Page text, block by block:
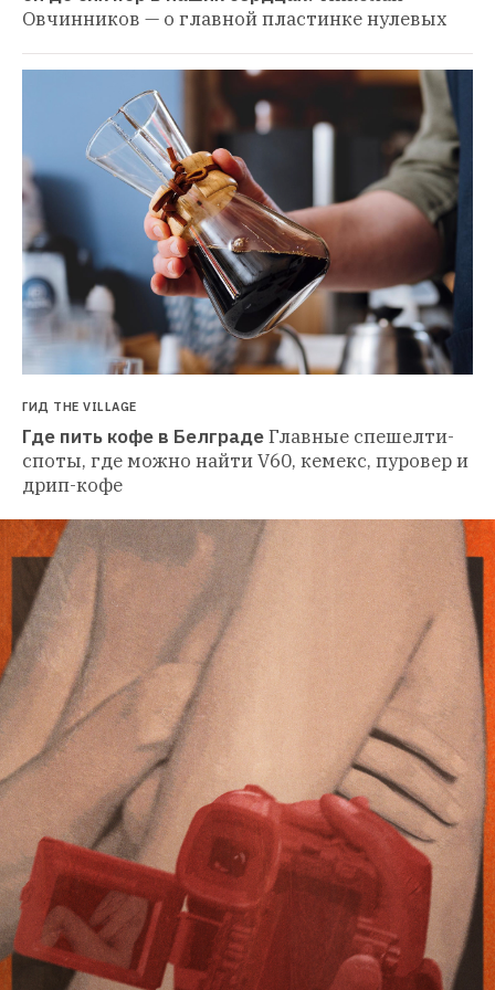
Овчинников — о главной пластинке нулевых
ГИД THE VILLAGE
Где пить кофе в БелградеГлавные спешелти-
споты, где можно найти V60, кемекс, пуровер и
дрип-кофе